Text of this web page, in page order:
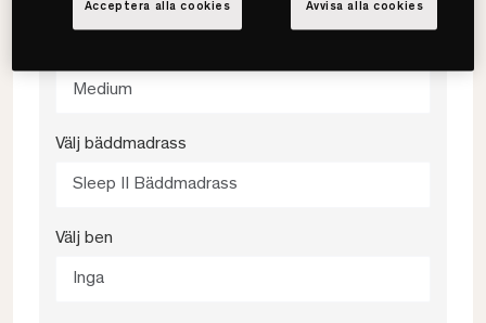
Medium
Välj bäddmadrass
Sleep II Bäddmadrass
Välj ben
Inga
Avvisa alla cookies
Acceptera alla cookies